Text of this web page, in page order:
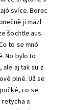
svíce. Borec
jímázl
šochtle aus.
to se mnó
No bylo to
aj tak su z
plné. Už se
co se
retycha a